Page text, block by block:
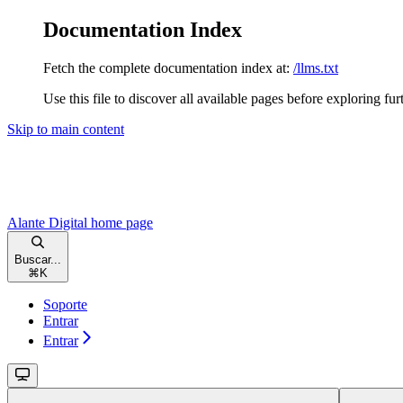
Documentation Index
Fetch the complete documentation index at: /llms.txt
Use this file to discover all available pages before exploring
Skip to main content
Alante Digital home page
Buscar...
⌘ K
Soporte
Entrar
Entrar